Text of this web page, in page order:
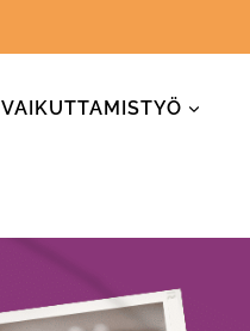
VAIKUTTAMISTYÖ